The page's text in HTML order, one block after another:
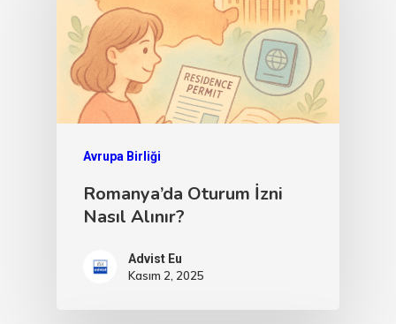
Avrupa Birliği
Romanya’da Oturum İzni
Nasıl Alınır?
Advist Eu
Kasım 2, 2025